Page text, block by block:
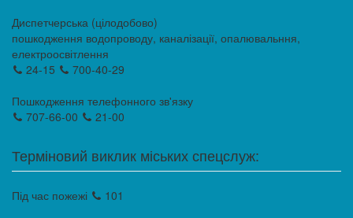
Диспетчерська (цілодобово)
пошкодження водопроводу, каналізації, опалювальння,
електроосвітлення
24-15
700-40-29
Пошкодження телефонного зв'язку
707-66-00
21-00
Терміновий виклик міських спецслуж:
Під час пожежі
101